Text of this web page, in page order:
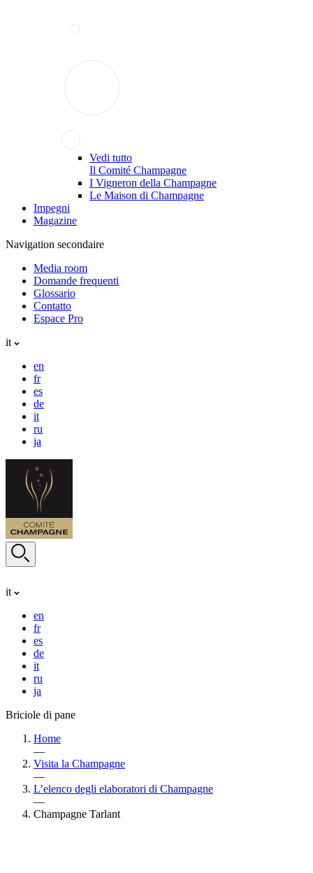
Vedi tutto
Il Comité Champagne
I Vigneron della Champagne
Le Maison di Champagne
Impegni
Magazine
Navigation secondaire
Media room
Domande frequenti
Glossario
Contatto
Espace Pro
it
en
fr
es
de
it
ru
ja
it
en
fr
es
de
it
ru
ja
Briciole di pane
Home
—
Visita la Champagne
—
L’elenco degli elaboratori di Champagne
—
Champagne Tarlant